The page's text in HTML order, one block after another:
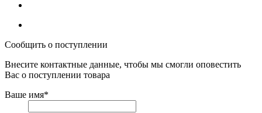
Сообщить о поступлении
Внесите контактные данные, чтобы мы смогли оповестить
Вас о поступлении товара
Ваше имя*